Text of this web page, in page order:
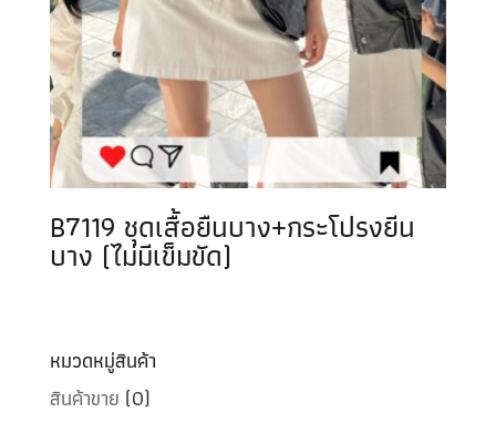
B7119 ชุดเสื้อยืนบาง+กระโปรงยีน
บาง (ไม่มีเข็มขัด)
หมวดหมู่สินค้า
สินค้าขาย (0)